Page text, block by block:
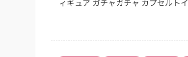
ィギュア ガチャガチャ カプセルト